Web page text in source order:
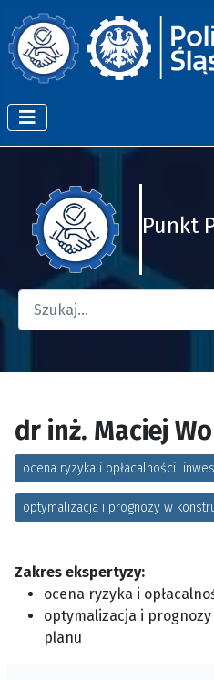
Punkt
dr inż. Maciej
ocena ryzyka i opłacalności
optymalizacja i prognozy w
Zakres ekspertyzy:
ocena ryzyka i
optymalizacja i
planu